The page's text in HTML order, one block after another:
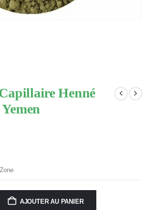
Henné
AJOUTER AU PANIER